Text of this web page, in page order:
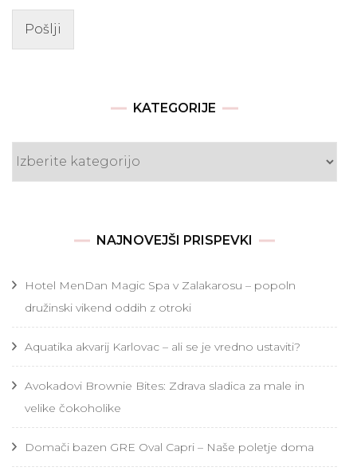
Pošlji
KATEGORIJE
NAJNOVEJŠI PRISPEVKI
Hotel MenDan Magic Spa v Zalakarosu – popoln
družinski vikend oddih z otroki
Aquatika akvarij Karlovac – ali se je vredno ustaviti?
Avokadovi Brownie Bites: Zdrava sladica za male in
velike čokoholike
Domači bazen GRE Oval Capri – Naše poletje doma